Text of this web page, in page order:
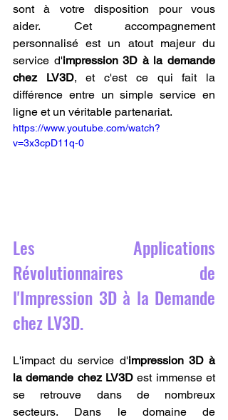
sont à votre disposition pour vous
aider. Cet accompagnement
personnalisé est un atout majeur du
service d'impression 3D à la demande
chez LV3D, et c'est ce qui fait la
différence entre un simple service en
ligne et un véritable partenariat.
https://www.youtube.com/watch?
v=3x3cpD11q-0
Les Applications
Révolutionnaires de
l'Impression 3D à la Demande
chez LV3D.
L'impact du service d'impression 3D à
la demande chez LV3D est immense et
se retrouve dans de nombreux
secteurs. Dans le domaine de